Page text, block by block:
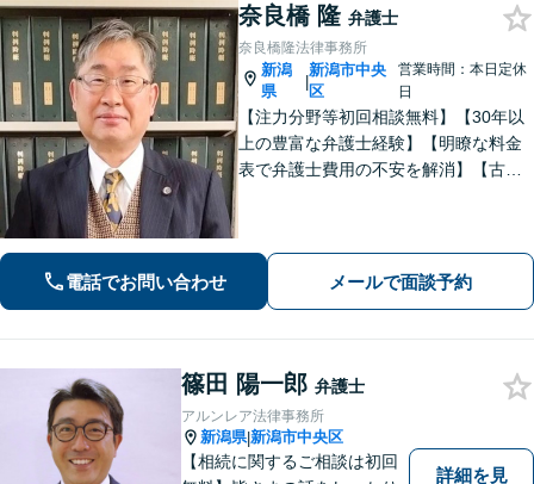
奈良橋 隆 弁護士
奈良橋隆法律事務所
新潟
県
|
新潟市中央
区
営業時間：本日定休
日
【注力分野等初回相談無料】【30年以
上の豊富な弁護士経験】【明瞭な料金
表で弁護士費用の不安を解消】【古町
電話でお問い合わせ メールで面談予約
篠田 陽一郎 弁護士
アルンレア法律事務所
新潟県|新潟市中央区
【相続に関するご相談は初回
詳細を見